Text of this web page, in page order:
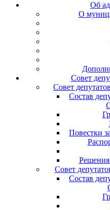
Об
О
Совет
Совет
Состав
Повестки
Решения
Совет
Состав